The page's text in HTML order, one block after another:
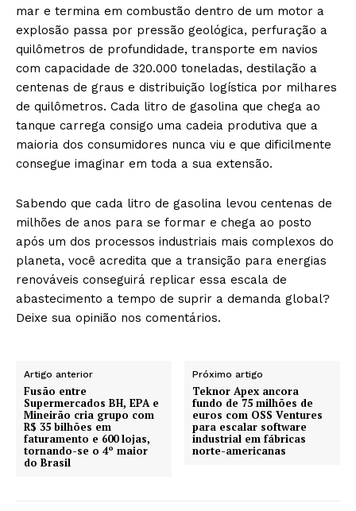
mar e termina em combustão dentro de um motor a
explosão passa por pressão geológica, perfuração a
quilômetros de profundidade, transporte em navios
com capacidade de 320.000 toneladas, destilação a
centenas de graus e distribuição logística por milhares
de quilômetros. Cada litro de gasolina que chega ao
tanque carrega consigo uma cadeia produtiva que a
maioria dos consumidores nunca viu e que dificilmente
consegue imaginar em toda a sua extensão.
Sabendo que cada litro de gasolina levou centenas de
milhões de anos para se formar e chega ao posto
após um dos processos industriais mais complexos do
planeta, você acredita que a transição para energias
renováveis conseguirá replicar essa escala de
abastecimento a tempo de suprir a demanda global?
Deixe sua opinião nos comentários.
Artigo anterior
Fusão entre
Supermercados BH, EPA e
Mineirão cria grupo com
R$ 35 bilhões em
faturamento e 600 lojas,
tornando-se o 4º maior
do Brasil
Próximo artigo
Teknor Apex ancora
fundo de 75 milhões de
euros com OSS Ventures
para escalar software
industrial em fábricas
norte-americanas